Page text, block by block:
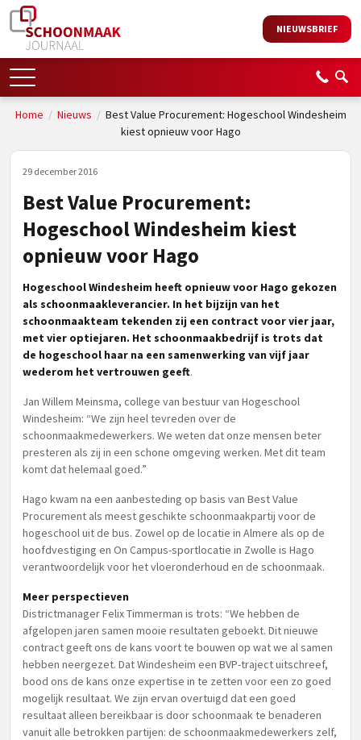
NIEUWSBRIEF
Home / Nieuws / Best Value Procurement: Hogeschool Windesheim
kiest opnieuw voor Hago
29 december 2016
Best Value Procurement:
Hogeschool Windesheim kiest
opnieuw voor Hago
Hogeschool Windesheim heeft opnieuw voor Hago gekozen
als schoonmaakleverancier. In het bijzijn van het
schoonmaakteam tekenden zij een contract voor vier jaar,
met vier optiejaren. Het schoonmaakbedrijf is trots dat
de hogeschool haar na een samenwerking van vijf jaar
wederom het vertrouwen geeft.
Jan Willem Meinsma, college van bestuur van Hogeschool
Windesheim: “We zijn heel tevreden over de
schoonmaakmedewerkers. We weten dat onze mensen beter
presteren als zij in een schone omgeving werken. Met dit team
komt dat helemaal goed.”
Hago kwam na een aanbesteding op basis van Best Value
Procurement als meest geschikte schoonmaakpartij voor de
hogeschool uit de bus. Zowel op de locatie in Almere als op de
hoofdvestiging en On Campus-sportlocatie in Zwolle is Hago
verantwoordelijk voor het vloeronderhoud en de schoonmaak.
Meer perspectieven
Districtmanager Felix Timmerman is trots: “We hebben de
afgelopen jaren samen mooie resultaten geboekt. Dit nieuwe
contract geeft ons de kans voort te bouwen op wat we al samen
hebben neergezet. Dat Windesheim een BVP-traject uitschreef,
bood ons de kans onze expertise in te zetten voor een zo goed
mogelijk resultaat. We zijn ervan overtuigd dat een goed
resultaat alleen bereikbaar is door schoonmaak te benaderen
vanuit alle betrokken partijen: de schoonmaakmedewerkers zelf,